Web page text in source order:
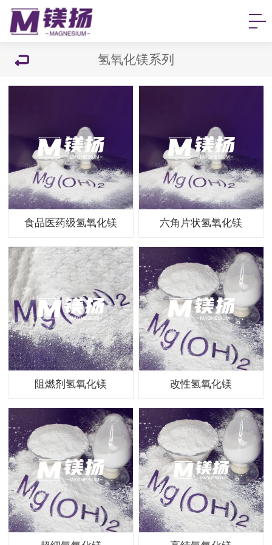
氢氧化镁系列
食品医药级氢氧化镁 六角片状氢氧化镁
阻燃剂氢氧化镁 改性氢氧化镁